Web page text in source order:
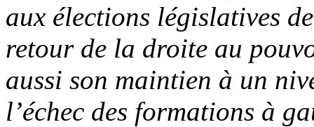
aux élections législatives
retour de la droite au
aussi son maintien à un
l’échec des formations à